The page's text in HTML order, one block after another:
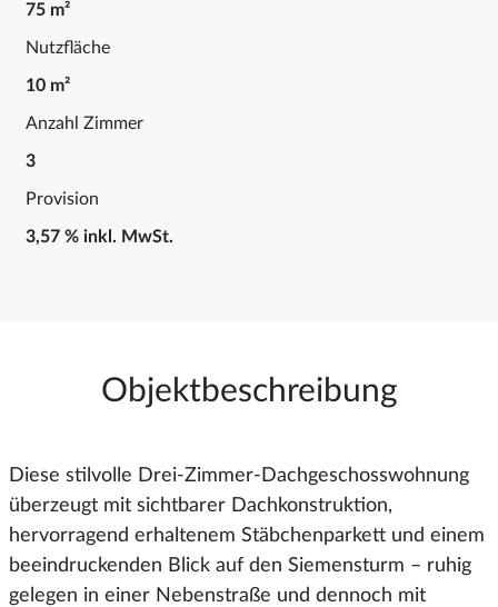
75 m²
Nutzfläche
10 m²
Anzahl Zimmer
3
Provision
3,57 % inkl. MwSt.
Objektbeschreibung
Diese stilvolle Drei-Zimmer-Dachgeschosswohnung
überzeugt mit sichtbarer Dachkonstruktion,
hervorragend erhaltenem Stäbchenparkett und einem
beeindruckenden Blick auf den Siemensturm – ruhig
gelegen in einer Nebenstraße und dennoch mit